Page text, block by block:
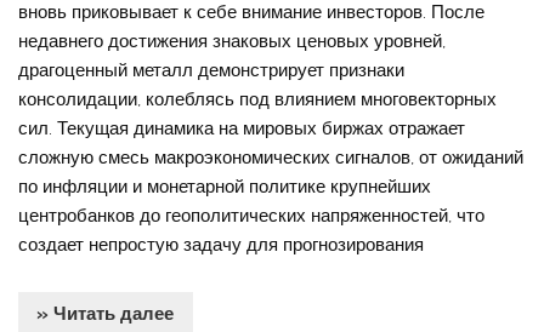
вновь приковывает к себе внимание инвесторов. После
недавнего достижения знаковых ценовых уровней,
драгоценный металл демонстрирует признаки
консолидации, колеблясь под влиянием многовекторных
сил. Текущая динамика на мировых биржах отражает
сложную смесь макроэкономических сигналов, от ожиданий
по инфляции и монетарной политике крупнейших
центробанков до геополитических напряженностей, что
создает непростую задачу для прогнозирования
» Читать далее